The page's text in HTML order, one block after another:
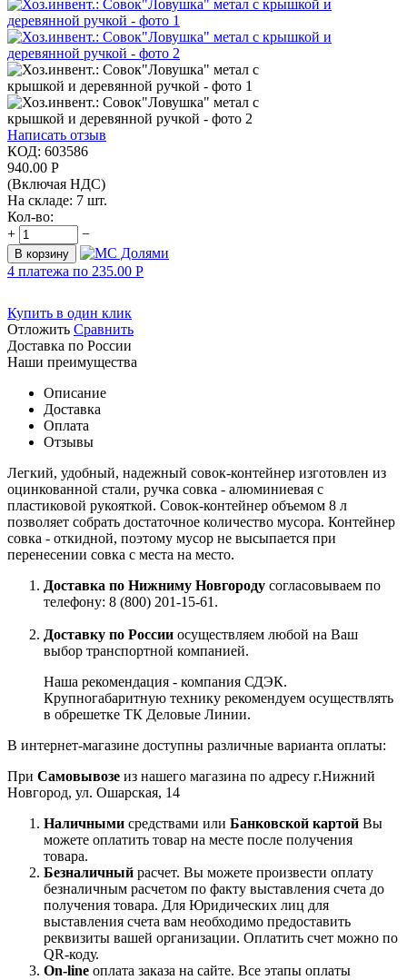
Написать отзыв
КОД: 603586
940.00 Р
(Включая НДС)
На складе: 7 шт.
Кол-во:
+
−
В корзину
4 платежа по 235.00 Р
Купить в один клик
Отложить Сравнить
Доставка по России
Наши преимущества
Описание
Доставка
Оплата
Отзывы
Легкий, удобный, надежный совок-контейнер изготовлен из
оцинкованной стали, ручка совка - алюминиевая с
пластиковой рукояткой. Совок-контейнер объемом 8 л
позволяет собрать достаточное количество мусора. Контейнер
совка - откидной, поэтому мусор не высыпается при
перенесении совка с места на место.
Доставка по Нижниму Новгороду согласовываем по
телефону: 8 (800) 201-15-61.
Доставку по России осуществляем любой на Ваш
выбор транспортной компанией.
Наша рекомендация - компания СДЭК.
Крупногабаритную технику рекомендуем осуществлять
в обрешетке ТК Деловые Линии.
В интернет-магазине доступны различные варианта оплаты:
При Самовывозе из нашего магазина по адресу г.Нижний
Новгород, ул. Ошарская, 14
Наличными средствами или Банковской картой Вы
можете оплатить товар на месте после получения
товара.
Безналичный расчет. Вы можете произвести оплату
безналичным расчетом по факту выставления счета до
получения товара. Для Юридических лиц для
выставления счета вам необходимо предоставить
реквизиты вашей организации. Оплатить счет можно по
QR-коду.
On-line оплата заказа на сайте. Все этапы оплаты